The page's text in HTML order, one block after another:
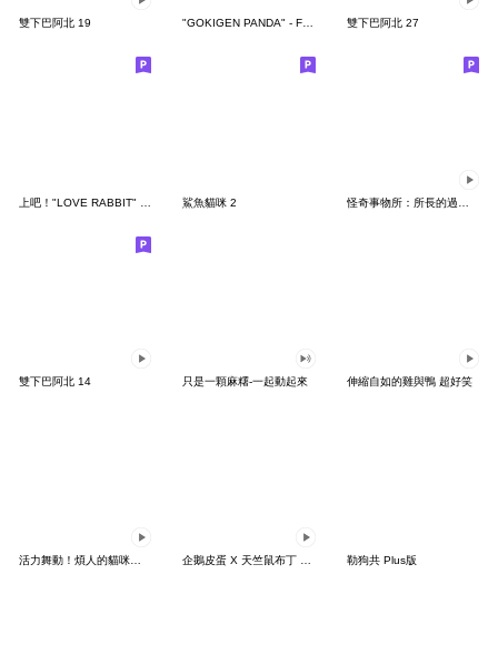
雙下巴阿北 19 "GOKIGEN PANDA" - Feeling / global 雙下巴阿北 27
鯊魚貓咪 2
雙下巴阿北 14 只是一顆麻糬-一起動起來 伸縮自如的雞與鴨 超好笑
活力舞動！煩人的貓咪★迷你版 2 企鵝皮蛋 X 天竺鼠布丁 有點厭世 勒狗共 Plus版